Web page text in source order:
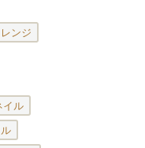
ンジ
イル